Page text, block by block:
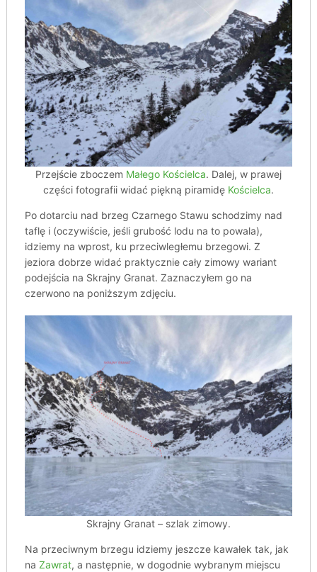
Przejście zboczem Małego Kościelca. Dalej, w prawej
części fotografii widać piękną piramidę Kościelca.
Po dotarciu nad brzeg Czarnego Stawu schodzimy nad
taflę i (oczywiście, jeśli grubość lodu na to powala),
idziemy na wprost, ku przeciwległemu brzegowi. Z
jeziora dobrze widać praktycznie cały zimowy wariant
podejścia na Skrajny Granat. Zaznaczyłem go na
czerwono na poniższym zdjęciu.
Skrajny Granat – szlak zimowy.
Na przeciwnym brzegu idziemy jeszcze kawałek tak, jak
na Zawrat, a następnie, w dogodnie wybranym miejscu